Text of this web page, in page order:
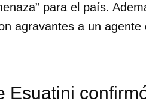
para el país.
agravantes a un
Esuatini